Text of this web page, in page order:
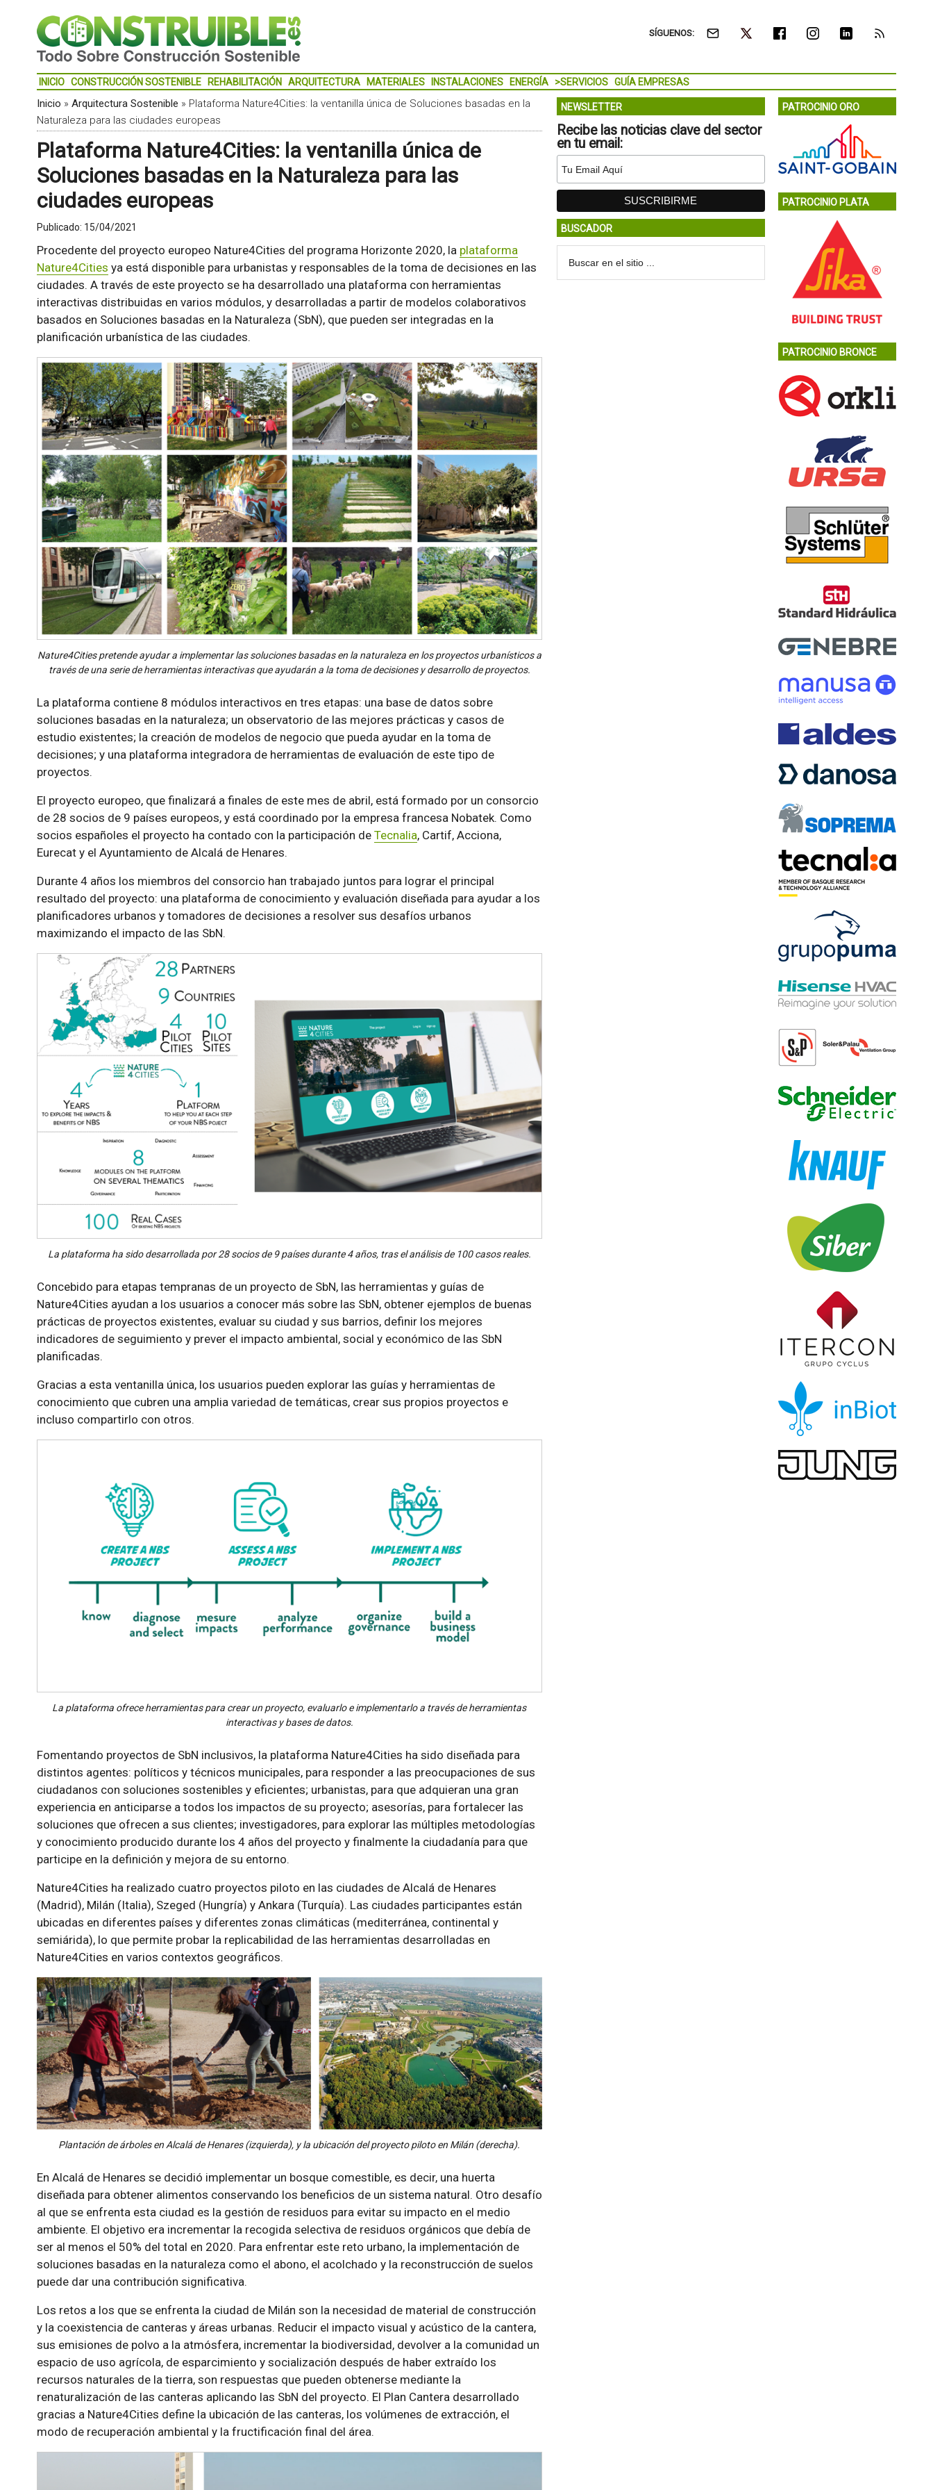
SÍGUENOS:
INICIO CONSTRUCCIÓN SOSTENIBLE REHABILITACIÓN ARQUITECTURA MATERIALES INSTALACIONES ENERGÍA >SERVICIOS GUÍA EMPRESAS
Inicio » Arquitectura Sostenible » Plataforma Nature4Cities: la ventanilla única de Soluciones basadas en la
Naturaleza para las ciudades europeas
Plataforma Nature4Cities: la ventanilla única de
Soluciones basadas en la Naturaleza para las
ciudades europeas
Publicado: 15/04/2021
Procedente del proyecto europeo Nature4Cities del programa Horizonte 2020, la plataforma
Nature4Cities ya está disponible para urbanistas y responsables de la toma de decisiones en las
ciudades. A través de este proyecto se ha desarrollado una plataforma con herramientas
interactivas distribuidas en varios módulos, y desarrolladas a partir de modelos colaborativos
basados en Soluciones basadas en la Naturaleza (SbN), que pueden ser integradas en la
planificación urbanística de las ciudades.
Nature4Cities pretende ayudar a implementar las soluciones basadas en la naturaleza en los proyectos urbanísticos a
través de una serie de herramientas interactivas que ayudarán a la toma de decisiones y desarrollo de proyectos.
La plataforma contiene 8 módulos interactivos en tres etapas: una base de datos sobre
soluciones basadas en la naturaleza; un observatorio de las mejores prácticas y casos de
estudio existentes; la creación de modelos de negocio que pueda ayudar en la toma de
decisiones; y una plataforma integradora de herramientas de evaluación de este tipo de
proyectos.
El proyecto europeo, que finalizará a finales de este mes de abril, está formado por un consorcio
de 28 socios de 9 países europeos, y está coordinado por la empresa francesa Nobatek. Como
socios españoles el proyecto ha contado con la participación de Tecnalia, Cartif, Acciona,
Eurecat y el Ayuntamiento de Alcalá de Henares.
Durante 4 años los miembros del consorcio han trabajado juntos para lograr el principal
resultado del proyecto: una plataforma de conocimiento y evaluación diseñada para ayudar a los
planificadores urbanos y tomadores de decisiones a resolver sus desafíos urbanos
maximizando el impacto de las SbN.
La plataforma ha sido desarrollada por 28 socios de 9 países durante 4 años, tras el análisis de 100 casos reales.
Concebido para etapas tempranas de un proyecto de SbN, las herramientas y guías de
Nature4Cities ayudan a los usuarios a conocer más sobre las SbN, obtener ejemplos de buenas
prácticas de proyectos existentes, evaluar su ciudad y sus barrios, definir los mejores
indicadores de seguimiento y prever el impacto ambiental, social y económico de las SbN
planificadas.
Gracias a esta ventanilla única, los usuarios pueden explorar las guías y herramientas de
conocimiento que cubren una amplia variedad de temáticas, crear sus propios proyectos e
incluso compartirlo con otros.
La plataforma ofrece herramientas para crear un proyecto, evaluarlo e implementarlo a través de herramientas
interactivas y bases de datos.
Fomentando proyectos de SbN inclusivos, la plataforma Nature4Cities ha sido diseñada para
distintos agentes: políticos y técnicos municipales, para responder a las preocupaciones de sus
ciudadanos con soluciones sostenibles y eficientes; urbanistas, para que adquieran una gran
experiencia en anticiparse a todos los impactos de su proyecto; asesorías, para fortalecer las
soluciones que ofrecen a sus clientes; investigadores, para explorar las múltiples metodologías
y conocimiento producido durante los 4 años del proyecto y finalmente la ciudadanía para que
participe en la definición y mejora de su entorno.
Nature4Cities ha realizado cuatro proyectos piloto en las ciudades de Alcalá de Henares
(Madrid), Milán (Italia), Szeged (Hungría) y Ankara (Turquía). Las ciudades participantes están
ubicadas en diferentes países y diferentes zonas climáticas (mediterránea, continental y
semiárida), lo que permite probar la replicabilidad de las herramientas desarrolladas en
Nature4Cities en varios contextos geográficos.
Plantación de árboles en Alcalá de Henares (izquierda), y la ubicación del proyecto piloto en Milán (derecha).
En Alcalá de Henares se decidió implementar un bosque comestible, es decir, una huerta
diseñada para obtener alimentos conservando los beneficios de un sistema natural. Otro desafío
al que se enfrenta esta ciudad es la gestión de residuos para evitar su impacto en el medio
ambiente. El objetivo era incrementar la recogida selectiva de residuos orgánicos que debía de
ser al menos el 50% del total en 2020. Para enfrentar este reto urbano, la implementación de
soluciones basadas en la naturaleza como el abono, el acolchado y la reconstrucción de suelos
puede dar una contribución significativa.
Los retos a los que se enfrenta la ciudad de Milán son la necesidad de material de construcción
y la coexistencia de canteras y áreas urbanas. Reducir el impacto visual y acústico de la cantera,
sus emisiones de polvo a la atmósfera, incrementar la biodiversidad, devolver a la comunidad un
espacio de uso agrícola, de esparcimiento y socialización después de haber extraído los
recursos naturales de la tierra, son respuestas que pueden obtenerse mediante la
renaturalización de las canteras aplicando las SbN del proyecto. El Plan Cantera desarrollado
gracias a Nature4Cities define la ubicación de las canteras, los volúmenes de extracción, el
modo de recuperación ambiental y la fructificación final del área.
NEWSLETTER
Recibe las noticias clave del sector
en tu email:
BUSCADOR
PATROCINIO ORO
PATROCINIO PLATA
PATROCINIO BRONCE